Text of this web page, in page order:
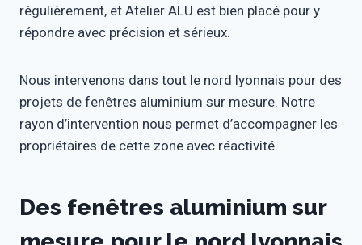
régulièrement, et Atelier ALU est bien placé pour y
répondre avec précision et sérieux.
Nous intervenons dans tout le nord lyonnais pour des
projets de fenêtres aluminium sur mesure. Notre
rayon d’intervention nous permet d’accompagner les
propriétaires de cette zone avec réactivité.
Des fenêtres aluminium sur